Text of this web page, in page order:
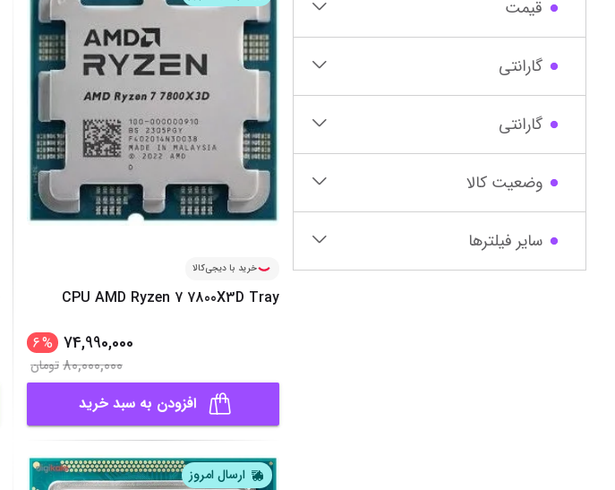
قیمت
گارانتی
گارانتی‌
وضعیت کالا
سایر فیلترها
خرید با دیجی‌کالا
CPU AMD Ryzen 7 7800X3D Tray
74,990,000
%
6
80,000,000تومان
افزودن به سبد خرید
ارسال امروز